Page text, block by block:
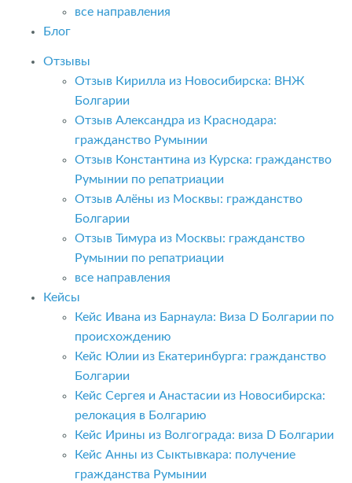
все направления
Блог
Отзывы
Отзыв Кирилла из Новосибирска: ВНЖ
Болгарии
Отзыв Александра из Краснодара:
гражданство Румынии
Отзыв Константина из Курска: гражданство
Румынии по репатриации
Отзыв Алёны из Москвы: гражданство
Болгарии
Отзыв Тимура из Москвы: гражданство
Румынии по репатриации
все направления
Кейсы
Кейс Ивана из Барнаула: Виза D Болгарии по
происхождению
Кейс Юлии из Екатеринбурга: гражданство
Болгарии
Кейс Сергея и Анастасии из Новосибирска:
релокация в Болгарию
Кейс Ирины из Волгограда: виза D Болгарии
Кейс Анны из Сыктывкара: получение
гражданства Румынии